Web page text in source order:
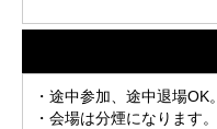
・途中参加、途中退場OK。
・会場は分煙になります。